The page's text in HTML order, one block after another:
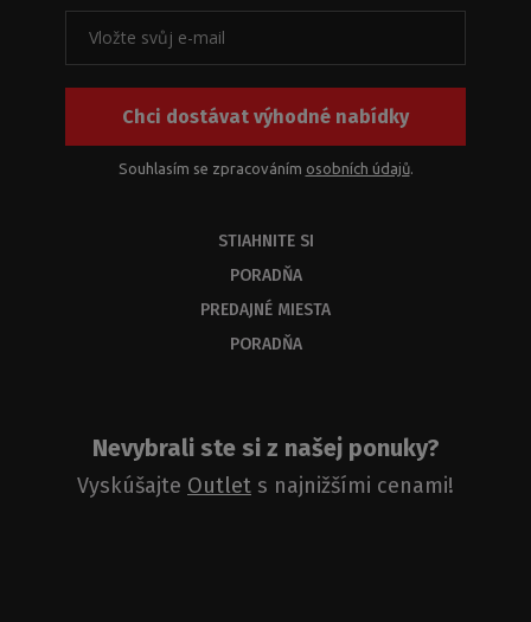
Chci dostávat výhodné nabídky
Souhlasím se zpracováním osobních údajů.
STIAHNITE SI
PORADŇA
PREDAJNÉ MIESTA
PORADŇA
Nevybrali ste si z našej ponuky?
Vyskúšajte Outlet s najnižšími cenami!